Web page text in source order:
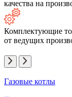
качества на
Комплектующие
от ведущих
Газовые котлы